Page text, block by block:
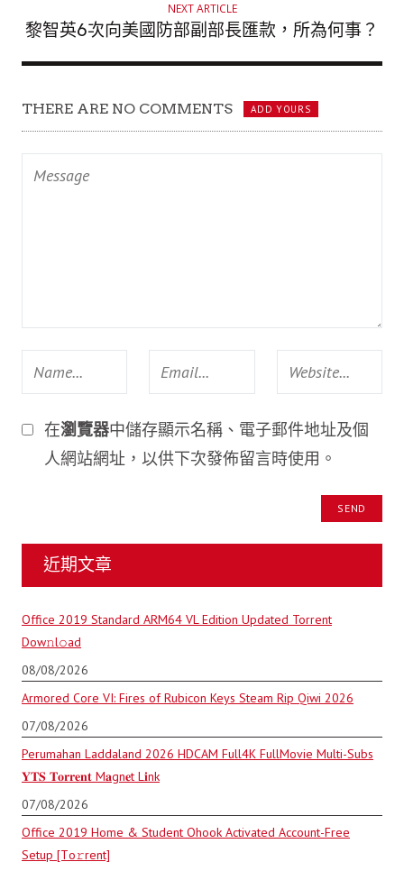
NEXT ARTICLE
黎智英6次向美國防部副部長匯款，所為何事？
THERE ARE NO COMMENTS ADD YOURS
在瀏覽器中儲存顯示名稱、電子郵件地址及個
人網站網址，以供下次發佈留言時使用。
近期文章
Office 2019 Standard ARM64 VL Edition Updated Torrent
Dow𝚗l𝚘аd
08/08/2026
Armored Core VI: Fires of Rubicon Keys Steam Rip Qiwi 2026
07/08/2026
Perumahan Laddaland 2026 HDCAM Full4K FullMovie Multi-Subs
𝐘𝐓𝐒 𝐓𝐨𝐫𝐫𝐞𝐧𝐭 M𝐚gn𝐞t L𝐢nk
07/08/2026
Office 2019 Home & Student Ohook Activated Account-Free
Setup [Тo𝚛rent]